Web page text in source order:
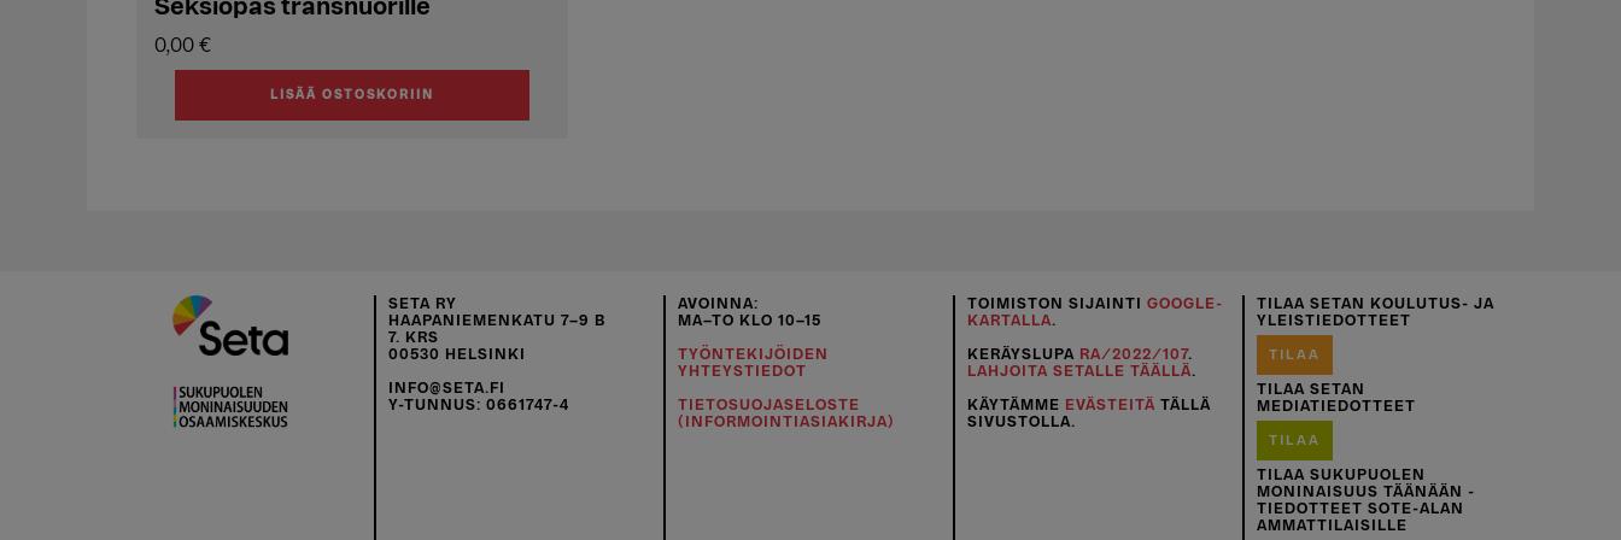
Seksiopas transnuorille
0,00€
LISÄÄ OSTOSKORIIN
SETA RY
HAAPANIEMENKATU 7–9 B
7. KRS
00530 HELSINKI
INFO@SETA.FI
Y-TUNNUS: 0661747-4
AVOINNA:
MA–TO KLO 10–15
TYÖNTEKIJÖIDEN
YHTEYSTIEDOT
TIETOSUOJASELOSTE
(INFORMOINTIASIAKIRJA)
TOIMISTON SIJAINTI GOOGLE-
KARTALLA.
KERÄYSLUPA RA/2022/107.
LAHJOITA SETALLE TÄÄLLÄ.
KÄYTÄMME EVÄSTEITÄ TÄLLÄ
SIVUSTOLLA.
TILAA SETAN KOULUTUS- JA
YLEISTIEDOTTEET
TILAA
TILAA SETAN
MEDIATIEDOTTEET
TILAA
TILAA SUKUPUOLEN
MONINAISUUS TÄÄNÄÄN -
TIEDOTTEET SOTE-ALAN
AMMATTILAISILLE